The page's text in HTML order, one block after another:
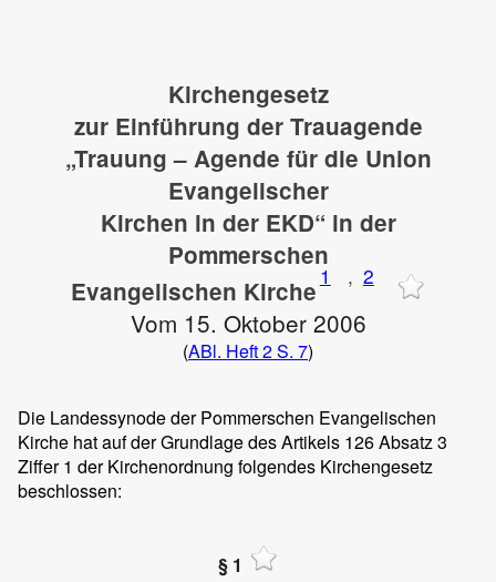
Kirchengesetz
zur Einführung der Trauagende
„Trauung – Agende für die Union
Evangelischer
Kirchen in der EKD“ in der
Pommerschen
Evangelischen Kirche 1 , 2
Vom 15. Oktober 2006
(ABl. Heft 2 S. 7)
Die Landessynode der Pommerschen Evangelischen
Kirche hat auf der Grundlage des Artikels 126 Absatz 3
Ziffer 1 der Kirchenordnung folgendes Kirchengesetz
beschlossen:
§ 1